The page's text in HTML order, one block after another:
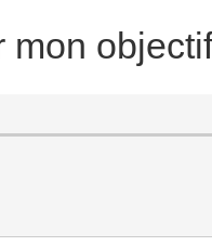
mon objectif